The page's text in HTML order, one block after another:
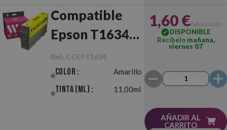
Compatible
Epson T1634
(16XL)
Amarillo
Ref.: CCEPT1634
Color : Amarillo
Tinta (ml) : 11,00ml
1,60 €IVA incluido
DISPONIBLE
Recíbelo mañana,
viernes 07
AÑADIR AL
CARRITO